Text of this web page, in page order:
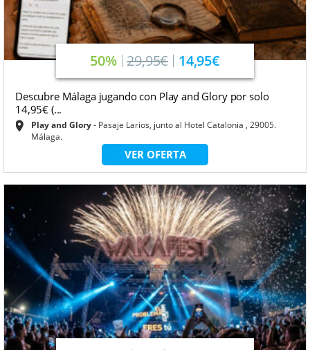
50% 29,95€ 14,95€
Descubre Málaga jugando con Play and Glory por solo
14,95€ (...
Play and Glory
Pasaje Larios, junto al Hotel Catalonia , 29005.
Málaga.
VER OFERTA